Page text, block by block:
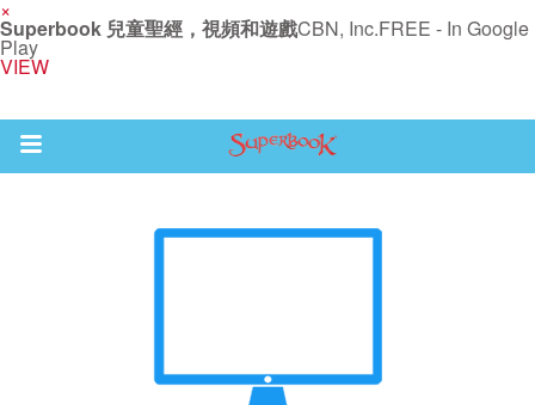
×
Superbook 兒童聖經，視頻和遊戲CBN, Inc.FREE - In Google
Play
VIEW
Return to Content